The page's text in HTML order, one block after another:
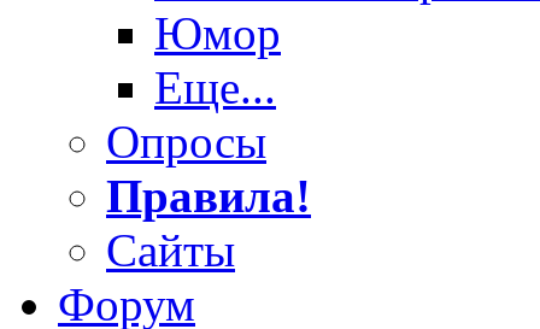
Юмор
Еще...
Опросы
Правила!
Сайты
Форум